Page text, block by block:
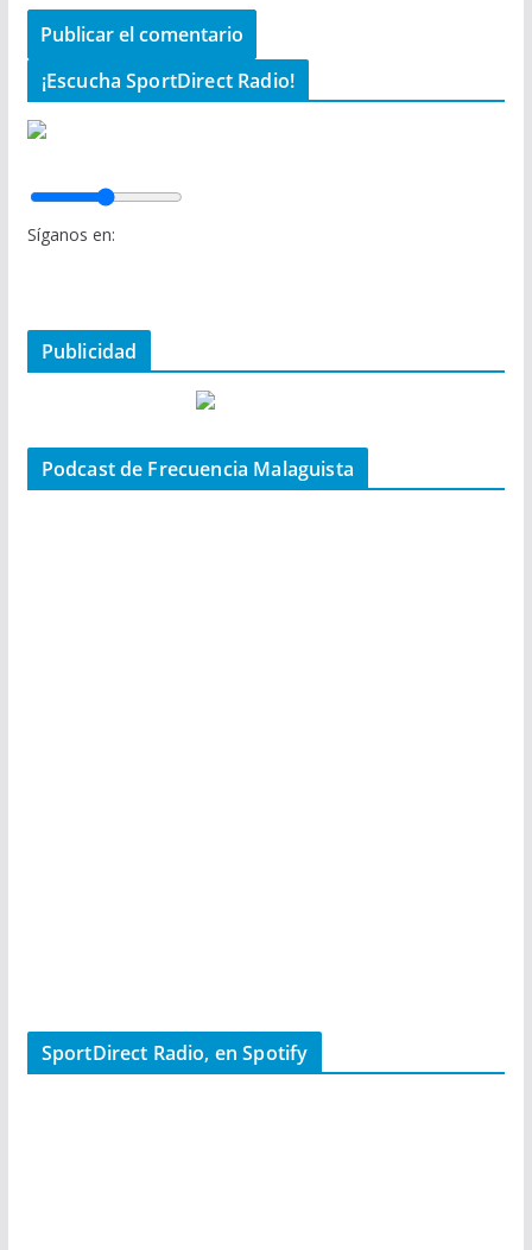
¡Escucha SportDirect Radio!
Síganos en:
Publicidad
Podcast de Frecuencia Malaguista
SportDirect Radio, en Spotify